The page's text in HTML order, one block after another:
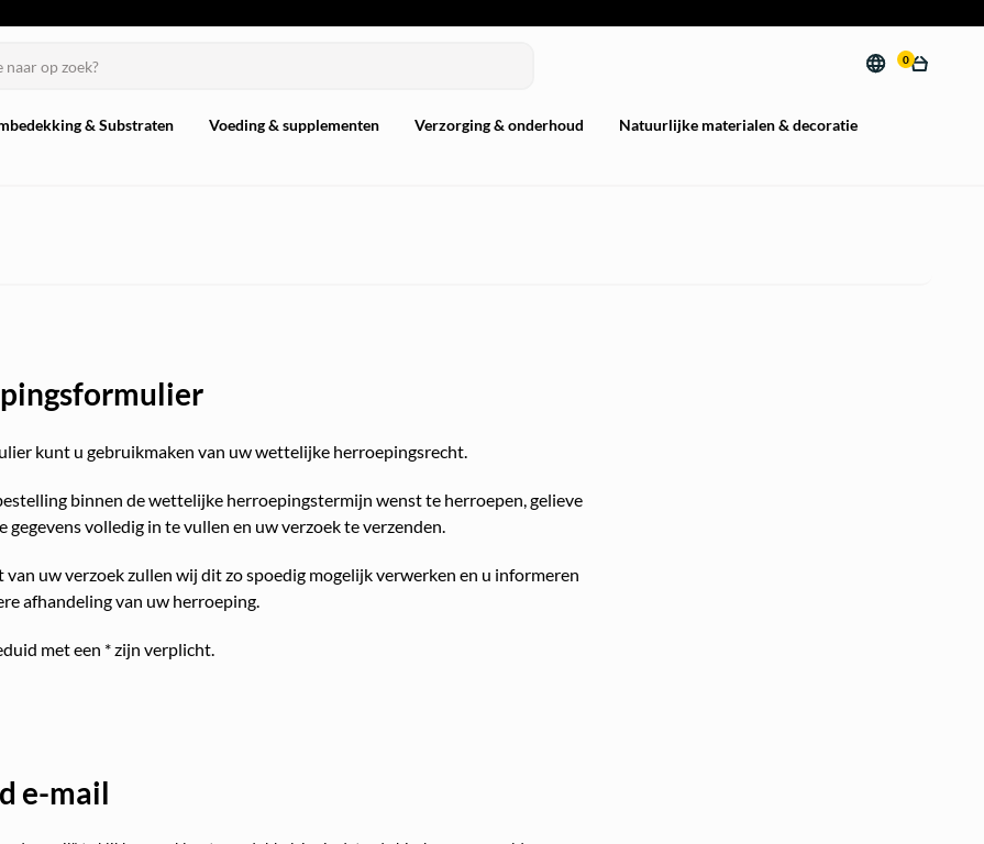
0
& Substraten Voeding & supplementen Verzorging & onderhoud Natuurlijke materialen & decoratie
kunt u gebruikmaken van uw wettelijke herroepingsrecht.
binnen de wettelijke herroepingstermijn wenst te herroepen, gelieve
gegevens volledig in te vullen en uw verzoek te verzenden.
van uw verzoek zullen wij dit zo spoedig mogelijk verwerken en u informeren
afhandeling van uw herroeping.
met een * zijn verplicht.
e-mail